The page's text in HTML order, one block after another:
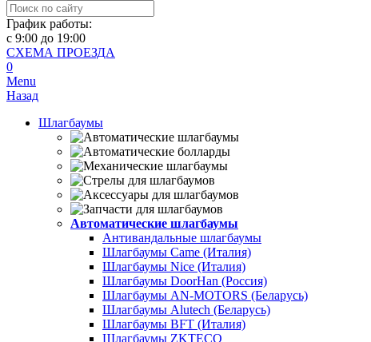
График работы:
с 9:00 до 19:00
СХЕМА ПРОЕЗДА
0
Menu
Назад
Шлагбаумы
Автоматические шлагбаумы
Антивандальные шлагбаумы
Шлагбаумы Came (Италия)
Шлагбаумы Nice (Италия)
Шлагбаумы DoorHan (Россия)
Шлагбаумы AN-MOTORS (Беларусь)
Шлагбаумы Alutech (Беларусь)
Шлагбаумы BFT (Италия)
Шлагбаумы ZKTECO